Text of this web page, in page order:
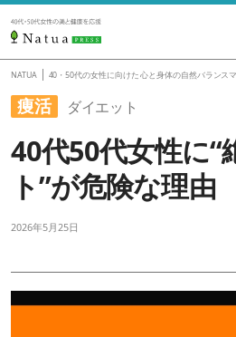
NATUA| 40・50代の女性に向けた 心と身体の自然バランス
痩活 ダイエット
40代50代女性に“
ト”が危険な理由
2026年5月25日